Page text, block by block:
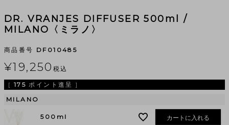
DR. VRANJES DIFFUSER 500ml /
MILANO〈ミラノ〉
商品番号 DF010485
¥19,250 税込
[ 175 ポイント進呈 ]
MILANO
500ml カートに入れる